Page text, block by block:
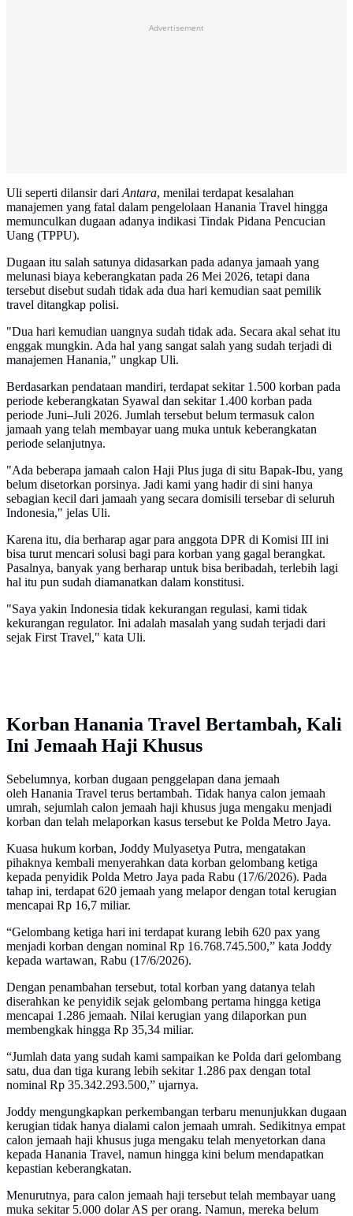
Advertisement
Uli seperti dilansir dariAntara, menilai terdapat kesalahan
manajemen yang fatal dalam pengelolaan Hanania Travel hingga
memunculkan dugaan adanya indikasi Tindak Pidana Pencucian
Uang (TPPU).
Dugaan itu salah satunya didasarkan pada adanya jamaah yang
melunasi biaya keberangkatan pada 26 Mei 2026, tetapi dana
tersebut disebut sudah tidak ada dua hari kemudian saat pemilik
travel ditangkap polisi.
"Dua hari kemudian uangnya sudah tidak ada. Secara akal sehat itu
enggak mungkin. Ada hal yang sangat salah yang sudah terjadi di
manajemen Hanania," ungkap Uli.
Berdasarkan pendataan mandiri, terdapat sekitar 1.500 korban pada
periode keberangkatan Syawal dan sekitar 1.400 korban pada
periode Juni–Juli 2026. Jumlah tersebut belum termasuk calon
jamaah yang telah membayar uang muka untuk keberangkatan
periode selanjutnya.
"Ada beberapa jamaah calon Haji Plus juga di situ Bapak-Ibu, yang
belum disetorkan porsinya. Jadi kami yang hadir di sini hanya
sebagian kecil dari jamaah yang secara domisili tersebar di seluruh
Indonesia," jelas Uli.
Karena itu, dia berharap agar para anggota DPR di Komisi III ini
bisa turut mencari solusi bagi para korban yang gagal berangkat.
Pasalnya, banyak yang berharap untuk bisa beribadah, terlebih lagi
hal itu pun sudah diamanatkan dalam konstitusi.
"Saya yakin Indonesia tidak kekurangan regulasi, kami tidak
kekurangan regulator. Ini adalah masalah yang sudah terjadi dari
sejak First Travel," kata Uli.
Korban Hanania Travel Bertambah, Kali
Ini Jemaah Haji Khusus
Sebelumnya, korban dugaan penggelapan dana jemaah
oleh Hanania Travel terus bertambah. Tidak hanya calon jemaah
umrah, sejumlah calon jemaah haji khusus juga mengaku menjadi
korban dan telah melaporkan kasus tersebut ke Polda Metro Jaya.
Kuasa hukum korban, Joddy Mulyasetya Putra, mengatakan
pihaknya kembali menyerahkan data korban gelombang ketiga
kepada penyidik Polda Metro Jaya pada Rabu (17/6/2026). Pada
tahap ini, terdapat 620 jemaah yang melapor dengan total kerugian
mencapai Rp 16,7 miliar.
“Gelombang ketiga hari ini terdapat kurang lebih 620 pax yang
menjadi korban dengan nominal Rp 16.768.745.500,” kata Joddy
kepada wartawan, Rabu (17/6/2026).
Dengan penambahan tersebut, total korban yang datanya telah
diserahkan ke penyidik sejak gelombang pertama hingga ketiga
mencapai 1.286 jemaah. Nilai kerugian yang dilaporkan pun
membengkak hingga Rp 35,34 miliar.
“Jumlah data yang sudah kami sampaikan ke Polda dari gelombang
satu, dua dan tiga kurang lebih sekitar 1.286 pax dengan total
nominal Rp 35.342.293.500,” ujarnya.
Joddy mengungkapkan perkembangan terbaru menunjukkan dugaan
kerugian tidak hanya dialami calon jemaah umrah. Sedikitnya empat
calon jemaah haji khusus juga mengaku telah menyetorkan dana
kepada Hanania Travel, namun hingga kini belum mendapatkan
kepastian keberangkatan.
Menurutnya, para calon jemaah haji tersebut telah membayar uang
muka sekitar 5.000 dolar AS per orang. Namun, mereka belum